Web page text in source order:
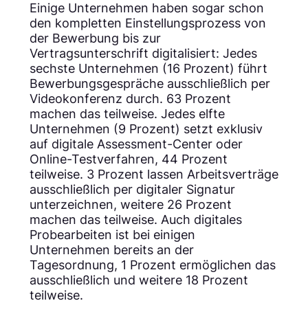
Einige Unternehmen haben sogar schon
den kompletten Einstellungsprozess von
der Bewerbung bis zur
Vertragsunterschrift digitalisiert: Jedes
sechste Unternehmen (16 Prozent) führt
Bewerbungsgespräche ausschließlich per
Videokonferenz durch. 63 Prozent
machen das teilweise. Jedes elfte
Unternehmen (9 Prozent) setzt exklusiv
auf digitale Assessment-Center oder
Online-Testverfahren, 44 Prozent
teilweise. 3 Prozent lassen Arbeitsverträge
ausschließlich per digitaler Signatur
unterzeichnen, weitere 26 Prozent
machen das teilweise. Auch digitales
Probearbeiten ist bei einigen
Unternehmen bereits an der
Tagesordnung, 1 Prozent ermöglichen das
ausschließlich und weitere 18 Prozent
teilweise.